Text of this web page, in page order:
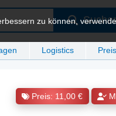
Logistics
zu können,
Preis: 11,00 €